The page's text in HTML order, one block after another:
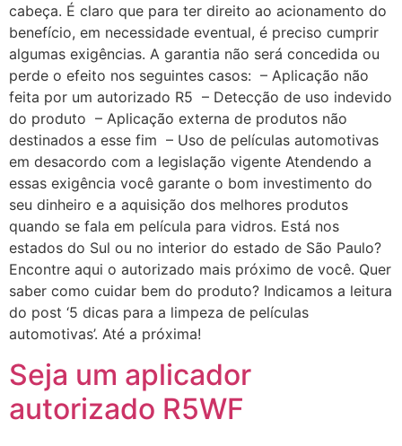
cabeça. É claro que para ter direito ao acionamento do
benefício, em necessidade eventual, é preciso cumprir
algumas exigências. A garantia não será concedida ou
perde o efeito nos seguintes casos: – Aplicação não
feita por um autorizado R5 – Detecção de uso indevido
do produto – Aplicação externa de produtos não
destinados a esse fim – Uso de películas automotivas
em desacordo com a legislação vigente Atendendo a
essas exigência você garante o bom investimento do
seu dinheiro e a aquisição dos melhores produtos
quando se fala em película para vidros. Está nos
estados do Sul ou no interior do estado de São Paulo?
Encontre aqui o autorizado mais próximo de você. Quer
saber como cuidar bem do produto? Indicamos a leitura
do post ‘5 dicas para a limpeza de películas
automotivas’. Até a próxima!
Seja um aplicador
autorizado R5WF